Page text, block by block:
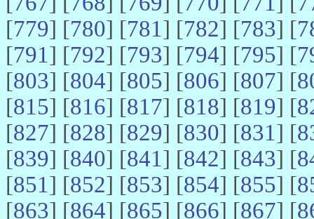
[779] [780] [781] [782] [783] [
[791] [792] [793] [794] [795] [
[803] [804] [805] [806] [807] [
[815] [816] [817] [818] [819] [
[827] [828] [829] [830] [831] [
[839] [840] [841] [842] [843] [
[851] [852] [853] [854] [855] [
[863] [864] [865] [866] [867] [